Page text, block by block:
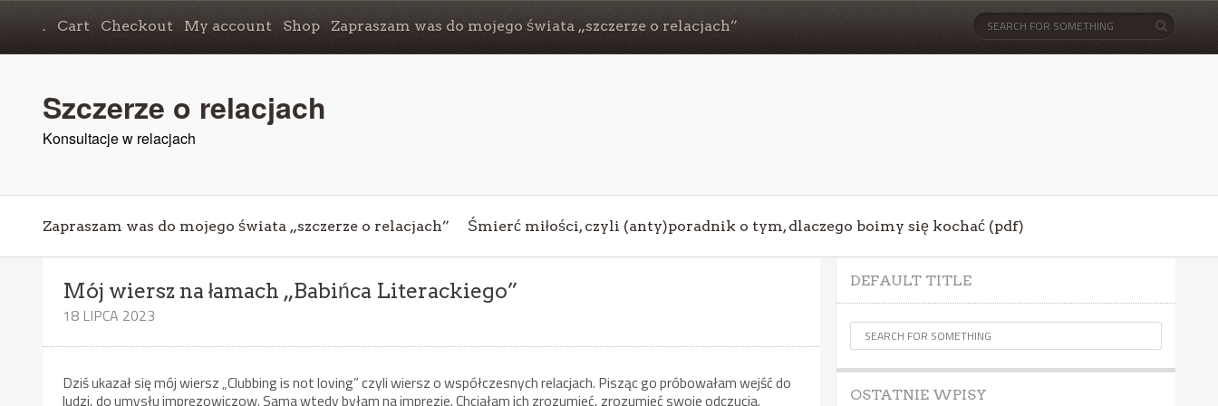
. Cart Checkout My account Shop Zapraszam was do mojego świata „szczerze o relacjach”
Szczerze o relacjach
Konsultacje w relacjach
Zapraszam was do mojego świata „szczerze o relacjach” Śmierć miłości, czyli (anty)poradnik o tym, dlaczego boimy się kochać (pdf)
Mój wiersz na łamach „Babińca Literackiego”
18 LIPCA 2023
Dziś ukazał się mój wiersz „Clubbing is not loving” czyli wiersz o współczesnych relacjach. Pisząc go próbowałam wejść do
ludzi, do umysłu imprezowiczow. Sama wtedy byłam na imprezie. Chciałam ich zrozumieć, zrozumieć swoje odczucia.
DEFAULT TITLE
OSTATNIE WPISY